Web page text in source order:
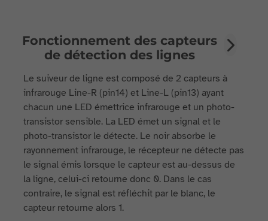
Fonctionnement des capteurs
de détection des lignes
Le suiveur de ligne est composé de 2 capteurs à
infrarouge Line-R (pin14) et Line-L (pin13) ayant
chacun une LED émettrice infrarouge et un photo-
transistor sensible. La LED émet un signal et le
photo-transistor le détecte. Le noir absorbe le
rayonnement infrarouge, le récepteur ne détecte pas
le signal émis lorsque le capteur est au-dessus de
la ligne, celui-ci retourne donc 0. Dans le cas
contraire, le signal est réfléchit par le blanc, le
capteur retourne alors 1.